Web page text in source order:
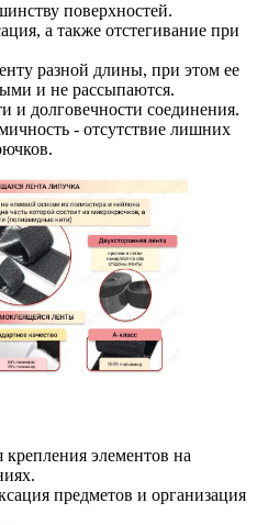
поверхностей.
а также отстегивание при
разной длины, при этом ее
и не рассыпаются.
и долговечности соединения.
- отсутствие лишних
элементов на
предметов и организация